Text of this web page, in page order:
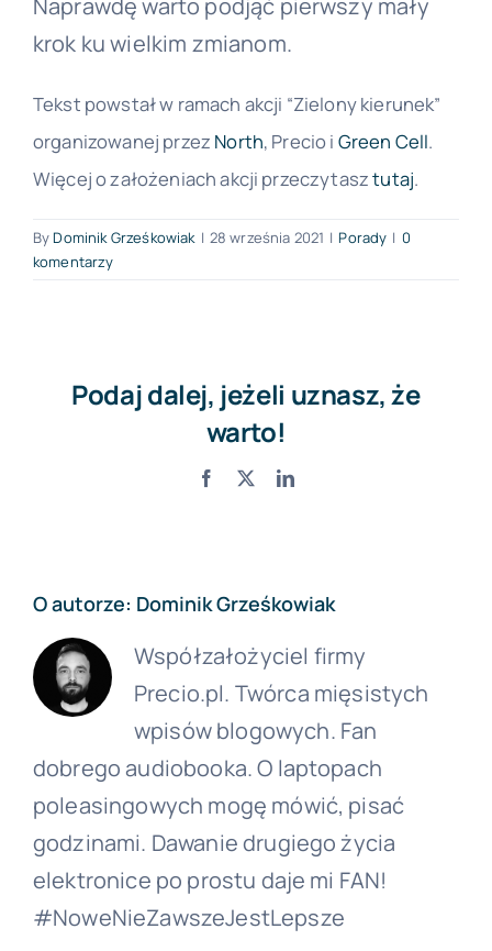
Naprawdę warto podjąć pierwszy mały
krok ku wielkim zmianom.
Tekst powstał w ramach akcji “Zielony kierunek”
organizowanej przez North, Precio i Green Cell.
Więcej o założeniach akcji przeczytasztutaj.
ByDominik Grześkowiak | 28 września 2021 | Porady | 0
komentarzy
Podaj dalej, jeżeli uznasz, że
warto!
Facebook LinkedIn
O autorze: Dominik Grześkowiak
Współzałożyciel firmy
Precio.pl. Twórca mięsistych
wpisów blogowych. Fan
dobrego audiobooka. O laptopach
poleasingowych mogę mówić, pisać
godzinami. Dawanie drugiego życia
elektronice po prostu daje mi FAN!
#NoweNieZawszeJestLepsze